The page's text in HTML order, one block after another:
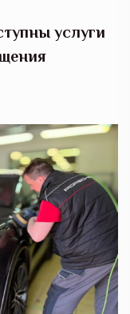
услуги